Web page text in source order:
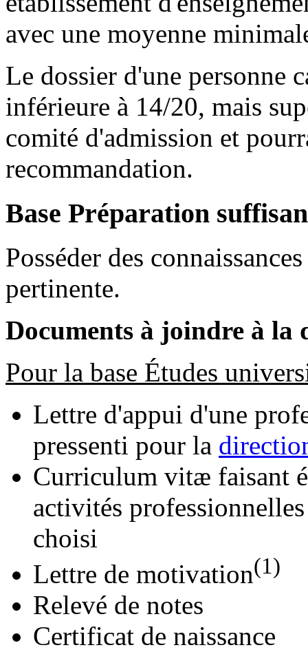
avec une moyenne
Le dossier d'une personne
inférieure à 14/20, mais
comité d'admission et
recommandation.
Base Préparation
Posséder des
pertinente.
Documents à joindre à la
Pour la base Études
Lettre d'appui d'une
pressenti pour la
Curriculum vitæ faisant
activités
choisi
Lettre de motivation(1)
Relevé de notes
Certificat de naissance